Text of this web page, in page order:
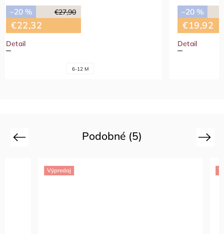
€27,90
–20 %
€22,32
Detail
6-12 M
–20 %
Detail
Podobné (5)
Previous Next